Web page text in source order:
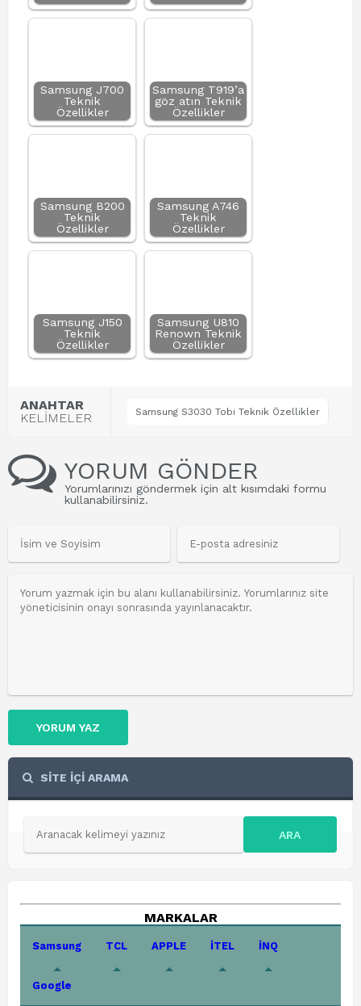
Samsung J700
Teknik
Özellikler
Samsung T919’a
göz atın Teknik
Özellikler
Samsung B200
Teknik
Özellikler
Samsung A746
Teknik
Özellikler
Samsung J150
Teknik
Özellikler
Samsung U810
Renown Teknik
Özellikler
ANAHTAR
KELİMELER
Samsung S3030 Tobi Teknik Özellikler
YORUM GÖNDER
Yorumlarınızı göndermek için alt kısımdaki formu
kullanabilirsiniz.
YORUM YAZ
SİTE İÇİ ARAMA
ARA
MARKALAR
Samsung TCL APPLE İTEL İNQ
Google